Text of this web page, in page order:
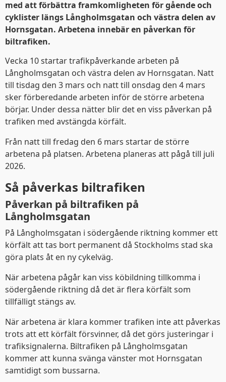
med att förbättra framkomligheten för gående och
cyklister längs Långholmsgatan och västra delen av
Hornsgatan. Arbetena innebär en påverkan för
biltrafiken.
Vecka 10 startar trafikpåverkande arbeten på
Långholmsgatan och västra delen av Hornsgatan. Natt
till tisdag den 3 mars och natt till onsdag den 4 mars
sker förberedande arbeten inför de större arbetena
börjar. Under dessa nätter blir det en viss påverkan på
trafiken med avstängda körfält.
Från natt till fredag den 6 mars startar de större
arbetena på platsen. Arbetena planeras att pågå till juli
2026.
Så påverkas biltrafiken
Påverkan på biltrafiken på
Långholmsgatan
På Långholmsgatan i södergående riktning kommer ett
körfält att tas bort permanent då Stockholms stad ska
göra plats åt en ny cykelväg.
När arbetena pågår kan viss köbildning tillkomma i
södergående riktning då det är flera körfält som
tillfälligt stängs av.
När arbetena är klara kommer trafiken inte att påverkas
trots att ett körfält försvinner, då det görs justeringar i
trafiksignalerna. Biltrafiken på Långholmsgatan
kommer att kunna svänga vänster mot Hornsgatan
samtidigt som bussarna.